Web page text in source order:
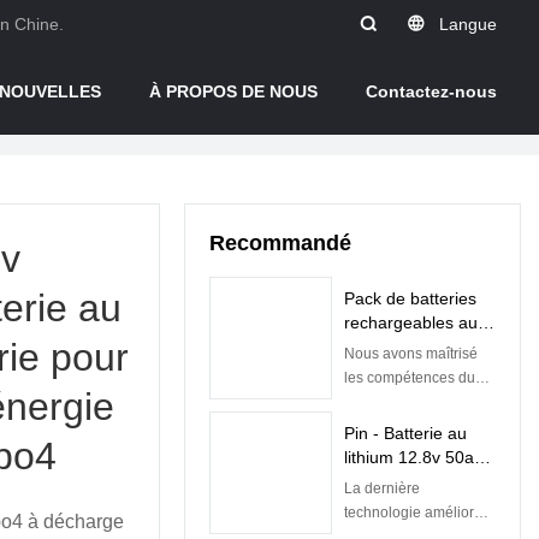
Chine. Langue
NOUVELLES À PROPOS DE NOUS
Contactez-nous
au
pour
à décharge
Recommandé
Pack de batteries
rechargeables au
lithium-ion Lifepo4
5 kW 10 kW 48 V
Nous avons maîtrisé
les compétences du
fabrication de la
batterie rechargeable
énergie solaire 5kw
10kw Lifepo4 48v
Pin - Batterie au
lithium 12.8v 50ah
Batteries Lifepo4
pour batterie de
La dernière
technologie améliore